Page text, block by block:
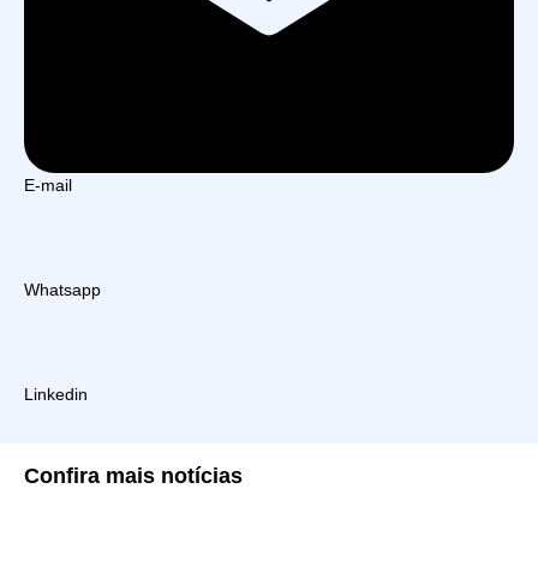
E-mail
Whatsapp
Linkedin
Confira mais notícias